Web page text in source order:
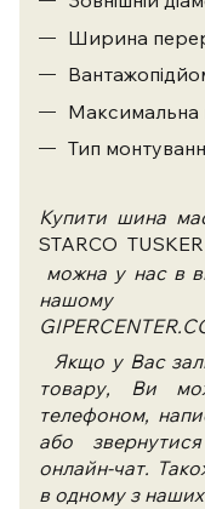
Ширина
Максимальна
Тип
Купити шина
STARCO
можна у нас в
нашому
Якщо у Вас
товару, Ви
телефоном,
або
онлайн-чат.
в одному з наших